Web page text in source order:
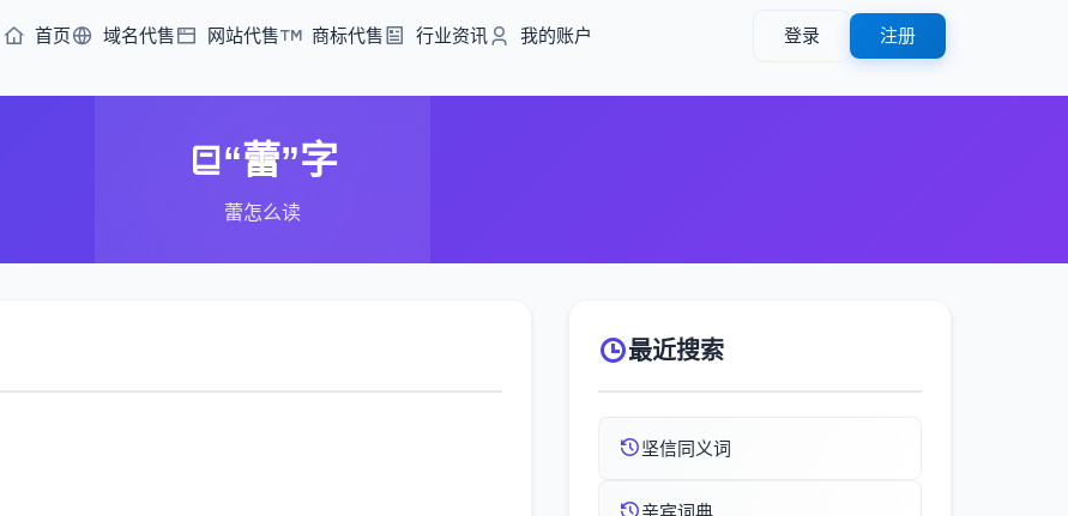
首页 域名代售 网站代售 商标代售 行业资讯 我的账户 登录 注册
“蕾”字
蕾怎么读
最近搜索
坚信同义词
亲宾词典